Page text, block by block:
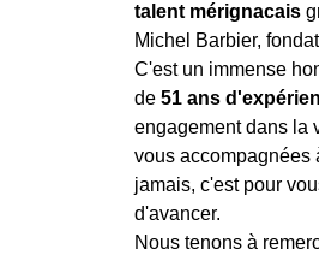
talent mérignacais
Michel Barbier,
C'est un immense
de 51 ans
engagement dans la
vous accompagnées
jamais, c'est pour
d'avancer.
Nous tenons à